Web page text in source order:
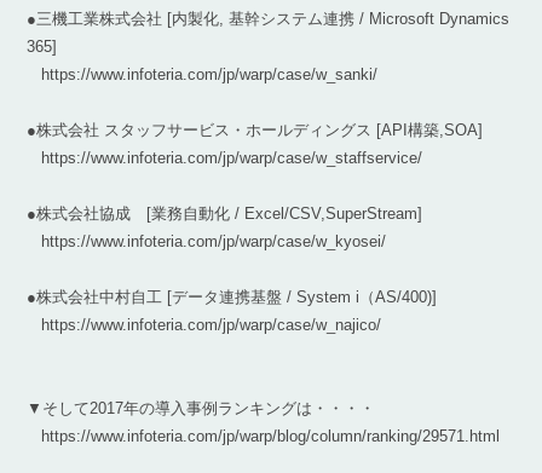
●三機工業株式会社 [内製化, 基幹システム連携 / Microsoft Dynamics
365]
https://www.infoteria.com/jp/warp/case/w_sanki/
●株式会社 スタッフサービス・ホールディングス [API構築,SOA]
https://www.infoteria.com/jp/warp/case/w_staffservice/
●株式会社協成 [業務自動化 / Excel/CSV,SuperStream]
https://www.infoteria.com/jp/warp/case/w_kyosei/
●株式会社中村自工 [データ連携基盤 / System i（AS/400)]
https://www.infoteria.com/jp/warp/case/w_najico/
▼そして2017年の導入事例ランキングは・・・・
https://www.infoteria.com/jp/warp/blog/column/ranking/29571.html